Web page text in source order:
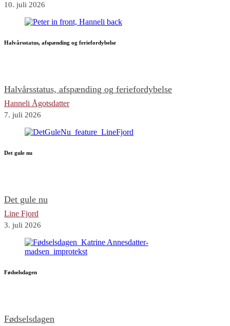
10. juli 2026
Halvårsstatus, afspænding og feriefordybelse
Halvårsstatus, afspænding og feriefordybelse
Hanneli Ågotsdatter
7. juli 2026
Det gule nu
Det gule nu
Line Fjord
3. juli 2026
Fødselsdagen
Fødselsdagen